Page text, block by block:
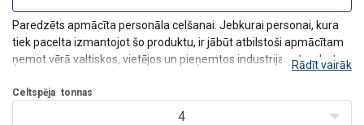
Paredzēts apmācīta personāla celšanai. Jebkurai personai, kura
tiek pacelta izmantojot šo produktu, ir jābūt atbilstoši apmācītam
ņemot vērā valtiskos, vietējos un pieņemtos industrijas standartus.
korpusu. Gultņi aizsargkorpusā, groz
Rādīt vairāk
Celtspēja tonnas
4